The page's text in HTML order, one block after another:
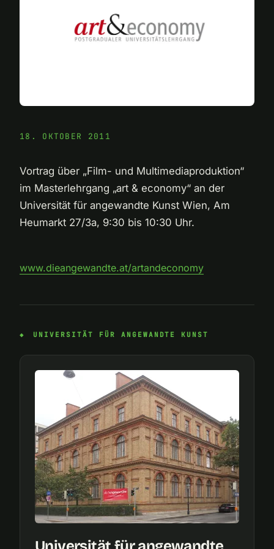
18. OKTOBER 2011
Vortrag über „Film- und Multimediaproduktion“
im Masterlehrgang „art & economy“ an der
Universität für angewandte Kunst Wien, Am
Heumarkt 27/3a, 9:30 bis 10:30 Uhr.
www.dieangewandte.at/artandeconomy
UNIVERSITÄT FÜR ANGEWANDTE KUNST